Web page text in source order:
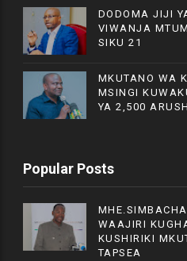
DODOMA JIJI
VIWANJA
SIKU 21
MKUTANO WA
MSINGI
YA 2,500
Popular Posts
WAAJIRI
KUSHIRIKI
TAPSEA